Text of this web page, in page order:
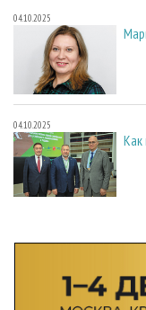
04.10.2025
04.10.2025